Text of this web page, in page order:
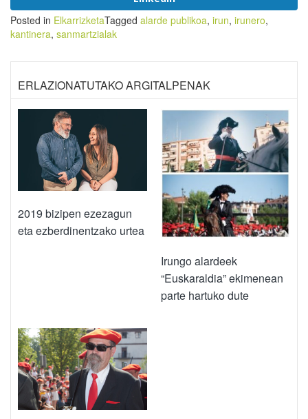
Posted in ElkarrizketaTagged alarde publikoa, irun, irunero,
kantinera, sanmartzialak
ERLAZIONATUTAKO ARGITALPENAK
2019 bizipen ezezagun
eta ezberdinentzako urtea
Irungo alardeek
“Euskaraldia” ekimenean
parte hartuko dute